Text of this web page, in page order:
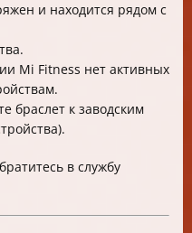
и находится рядом с
Mi Fitness нет активных
браслет к заводским
в службу